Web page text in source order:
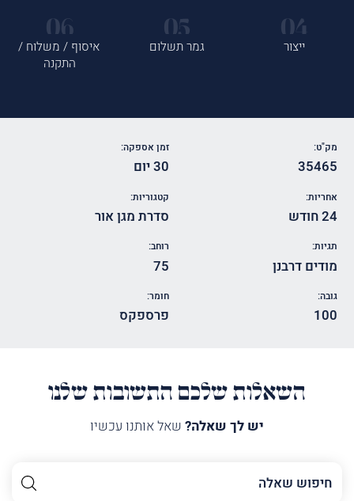
ייצור גמר תשלום
איסוף / משלוח /
התקנה
מק"ט:
35465
זמן אספקה:
30 יום
אחריות:
24 חודש
קטגוריות:
סדרת מגן אור
תגיות:
מודים דרבנן
רוחב:
75
גובה:
100
חומר:
פרספקס
השאלות שלכם התשובות שלנו
יש לך שאלה? שאל אותנו עכשיו
השם